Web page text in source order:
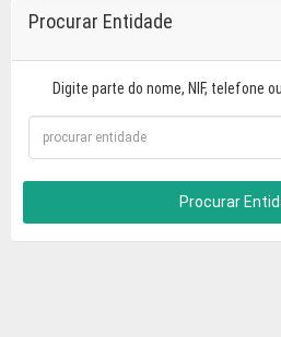
Procurar Entidade
Digite parte do nome, NIF, telefone
Procurar